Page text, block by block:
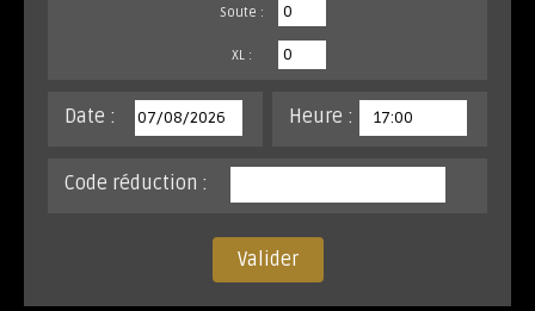
Soute :
XL :
Date : Heure :
Code réduction :
Valider